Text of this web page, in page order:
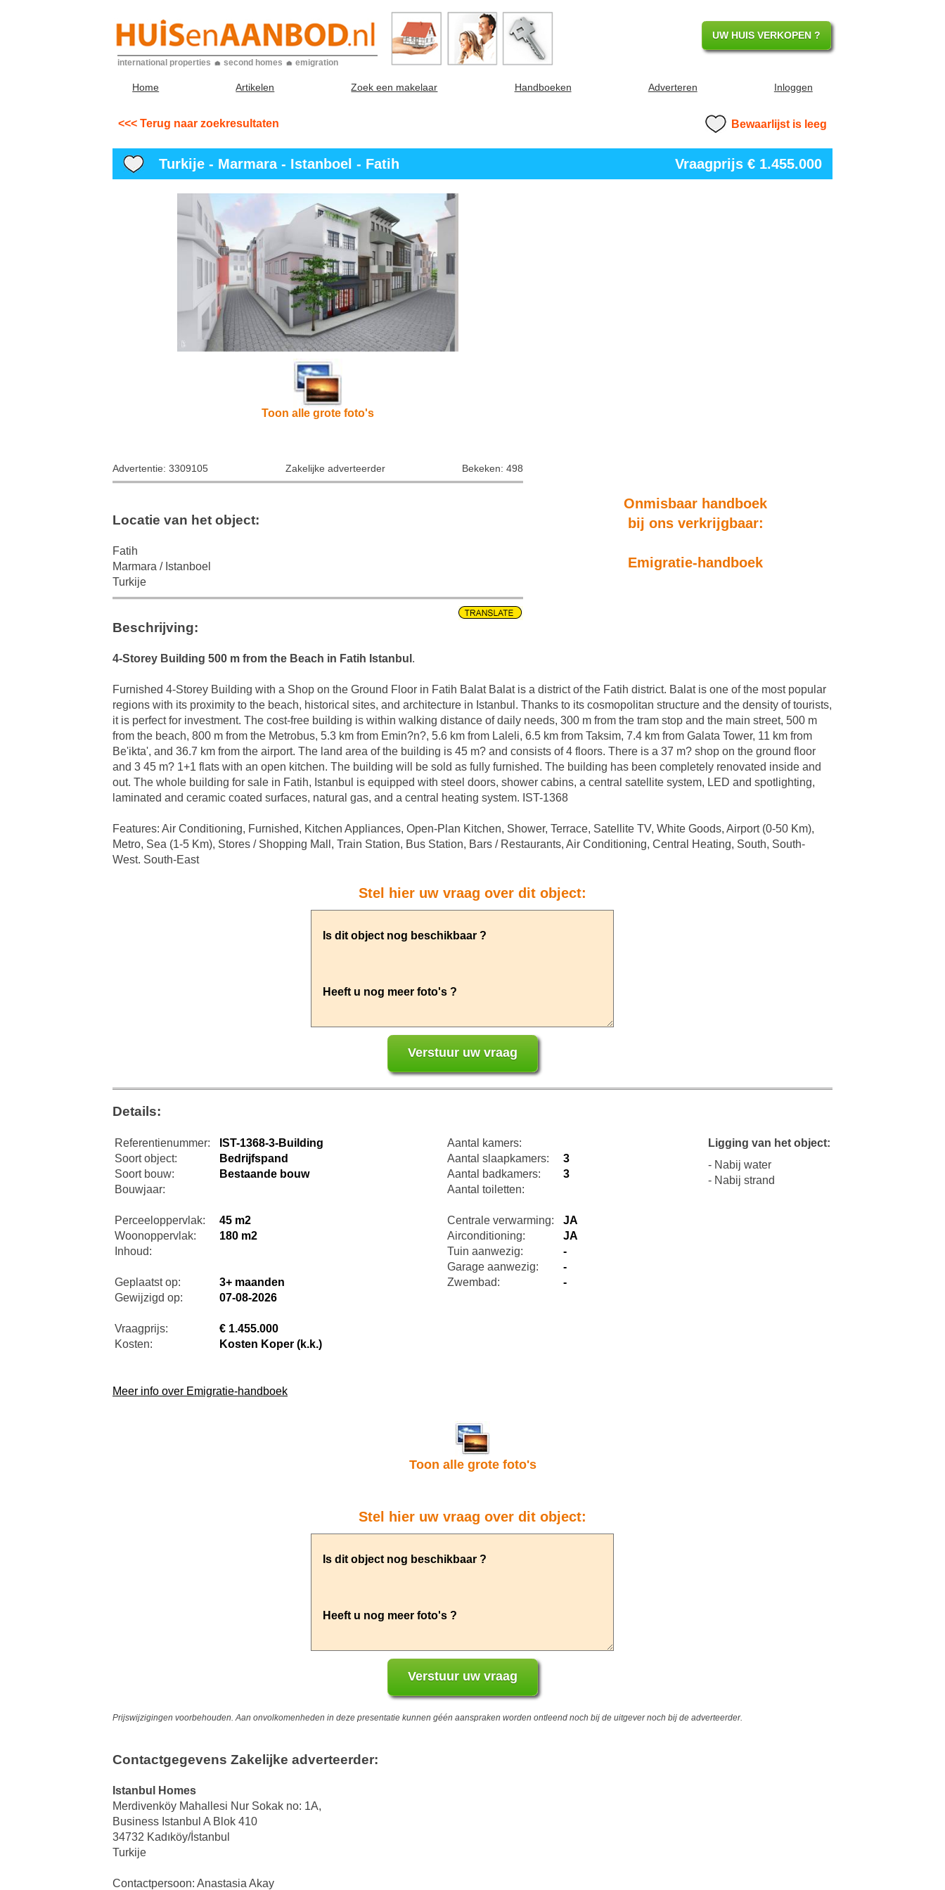
international properties second homes emigration
UW HUIS VERKOPEN ?
Home Artikelen Zoek een makelaar Handboeken Adverteren Inloggen
<<< Terug naar zoekresultaten Bewaarlijst is leeg
Turkije - Marmara - Istanboel - Fatih Vraagprijs € 1.455.000
Toon alle grote foto's
Advertentie: 3309105 Zakelijke adverteerder Bekeken: 498
Onmisbaar handboek
bij ons verkrijgbaar:
Emigratie-handboek
Locatie van het object:
Fatih
Marmara / Istanboel
Turkije
Beschrijving:
4-Storey Building 500 m from the Beach in Fatih Istanbul .
Furnished 4-Storey Building with a Shop on the Ground Floor in Fatih Balat Balat is a district of the Fatih district. Balat is one of the most popular
regions with its proximity to the beach, historical sites, and architecture in Istanbul. Thanks to its cosmopolitan structure and the density of tourists,
it is perfect for investment. The cost-free building is within walking distance of daily needs, 300 m from the tram stop and the main street, 500 m
from the beach, 800 m from the Metrobus, 5.3 km from Emin?n?, 5.6 km from Laleli, 6.5 km from Taksim, 7.4 km from Galata Tower, 11 km from
Be'ikta', and 36.7 km from the airport. The land area of the building is 45 m? and consists of 4 floors. There is a 37 m? shop on the ground floor
and 3 45 m? 1+1 flats with an open kitchen. The building will be sold as fully furnished. The building has been completely renovated inside and
out. The whole building for sale in Fatih, Istanbul is equipped with steel doors, shower cabins, a central satellite system, LED and spotlighting,
laminated and ceramic coated surfaces, natural gas, and a central heating system. IST-1368
Features: Air Conditioning, Furnished, Kitchen Appliances, Open-Plan Kitchen, Shower, Terrace, Satellite TV, White Goods, Airport (0-50 Km),
Metro, Sea (1-5 Km), Stores / Shopping Mall, Train Station, Bus Station, Bars / Restaurants, Air Conditioning, Central Heating, South, South-
West. South-East
Stel hier uw vraag over dit object:
Details:
Referentienummer:
IST-1368-3-Building
Soort object:
Bedrijfspand
Soort bouw:
Bestaande bouw
Bouwjaar:
Perceeloppervlak:
45 m2
Woonoppervlak:
180 m2
Inhoud:
Geplaatst op:
3+ maanden
Gewijzigd op:
07-08-2026
Vraagprijs:
€ 1.455.000
Kosten:
Kosten Koper (k.k.)
Aantal kamers:
Aantal slaapkamers:
3
Aantal badkamers:
3
Aantal toiletten:
Centrale verwarming:
JA
Airconditioning:
JA
Tuin aanwezig:
-
Garage aanwezig:
-
Zwembad:
-
Ligging van het object:
- Nabij water
- Nabij strand
Meer info over Emigratie-handboek
Toon alle grote foto's
Stel hier uw vraag over dit object:
Prijswijzigingen voorbehouden. Aan onvolkomenheden in deze presentatie kunnen géén aanspraken worden ontleend noch bij de uitgever noch bij de adverteerder.
Contactgegevens Zakelijke adverteerder:
Istanbul Homes
Merdivenköy Mahallesi Nur Sokak no: 1A,
Business Istanbul A Blok 410
34732 Kadıköy/İstanbul
Turkije
Contactpersoon: Anastasia Akay